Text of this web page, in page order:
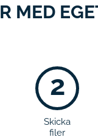
MED
2
Skicka
filer